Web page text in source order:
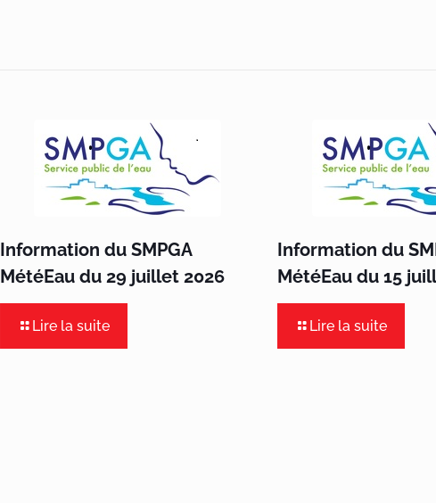
Information du SMPGA
MétéEau du 29 juillet 2026
Lire la suite
Information du
MétéEau du 15
Lire la suite